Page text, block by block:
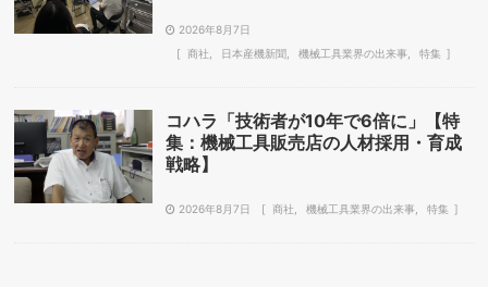
2026年8月7日
商社
日本産機新聞 機械工具業界の出来事 特集
コハラ「技術者が10年で6倍に」【特
集：機械工具販売店の人材採用・育成
戦略】
2026年8月7日 商社 機械工具業界の出来事 特集